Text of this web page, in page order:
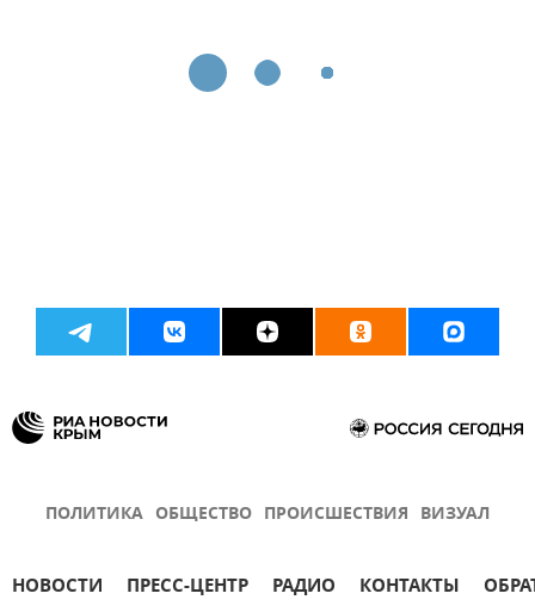
ПОЛИТИКА ОБЩЕСТВО ПРОИСШЕСТВИЯ ВИЗУАЛ
НОВОСТИ ПРЕСС-ЦЕНТР РАДИО КОНТАКТЫ